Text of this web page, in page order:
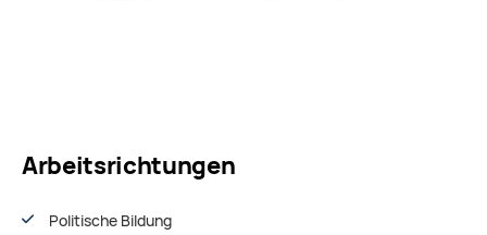
Arbeitsrichtungen
Politische Bildung